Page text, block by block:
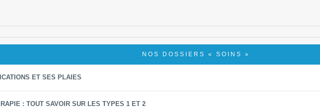
NOS DOSSIERS « SOINS »
ET SES PLAIES
: TOUT SAVOIR SUR LES TYPES 1 ET 2